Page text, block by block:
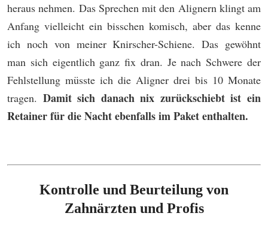
heraus nehmen. Das Sprechen mit den Alignern klingt am
Anfang vielleicht ein bisschen komisch, aber das kenne
ich noch von meiner Knirscher-Schiene. Das gewöhnt
man sich eigentlich ganz fix dran. Je nach Schwere der
Fehlstellung müsste ich die Aligner drei bis 10 Monate
tragen. Damit sich danach nix zurückschiebt ist ein
Retainer für die Nacht ebenfalls im Paket enthalten.
Kontrolle und Beurteilung von
Zahnärzten und Profis